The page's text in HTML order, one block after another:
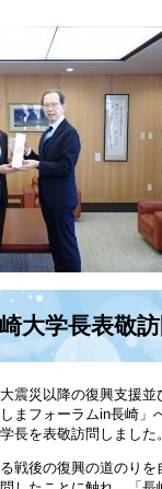
大学長表敬訪
震災以降の復興支援並
まフォーラムin長崎」
長を表敬訪問しました。
戦後の復興の道のりを